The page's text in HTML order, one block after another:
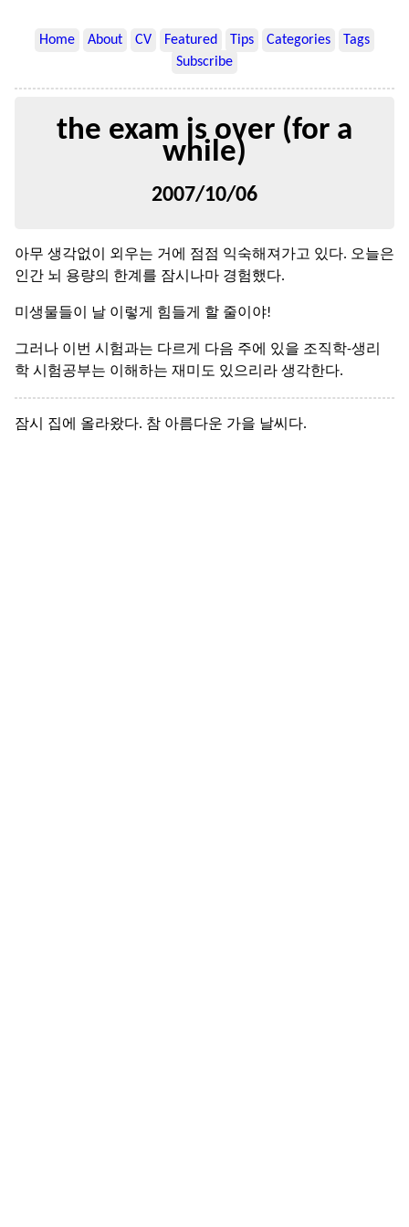
Home About CV Featured Tips Categories
Tags
Subscribe
the exam is over (for a
while)
2007/10/06
아무 생각없이 외우는 거에 점점 익숙해져가고 있다. 오늘은
인간 뇌 용량의 한계를 잠시나마 경험했다.
미생물들이 날 이렇게 힘들게 할 줄이야!
그러나 이번 시험과는 다르게 다음 주에 있을 조직학-생리
학 시험공부는 이해하는 재미도 있으리라 생각한다.
잠시 집에 올라왔다. 참 아름다운 가을 날씨다.